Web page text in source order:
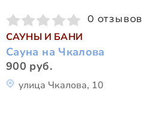
0 отзывов
САУНЫ И БАНИ
Сауна на Чкалова
900 руб.
улица Чкалова, 10